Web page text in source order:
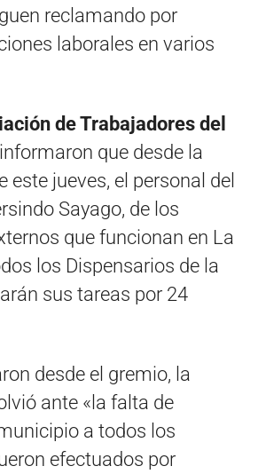
reclamando por
laborales en varios
de Trabajadores del
que desde la
este jueves, el personal del
Sayago, de los
que funcionan en La
los Dispensarios de la
sus tareas por 24
desde el gremio, la
ante «la falta de
a todos los
efectuados por